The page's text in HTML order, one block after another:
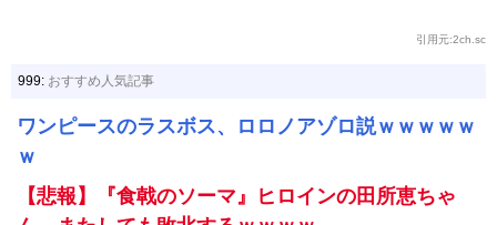
引用元:2ch.sc
999: おすすめ人気記事
ワンピースのラスボス、ロロノアゾロ説ｗｗｗｗｗ
ｗ
【悲報】『食戟のソーマ』ヒロインの田所恵ちゃ